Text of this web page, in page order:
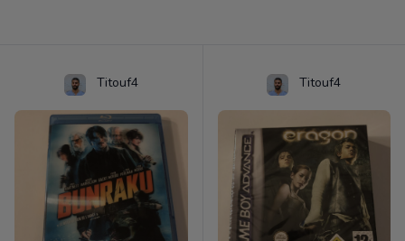
Titouf4 Titouf4